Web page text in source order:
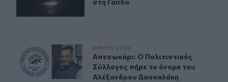
στη Γαύδο
Απεσωκάρι: Ο Πολιτιστικός Σύλλογος πήρε το όνομα
ΚΡΗΤΗ 07:39
Απεσωκάρι: Ο Πολιτιστικός
Απεσωκάρι: Ο Πολιτιστικός
Σύλλογος πήρε το όνομα του
Αλέξανδρου Δασκαλάκη